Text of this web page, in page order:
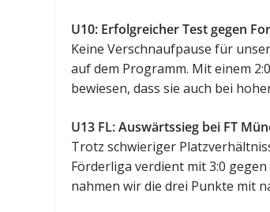
U10: Erfolgreicher Test gegen
Keine Verschnaufpause für
auf dem Programm. Mit einem
bewiesen, dass sie auch bei
U13 FL: Auswärtssieg bei FT
Trotz schwieriger
Förderliga verdient mit 3:0
nahmen wir die drei Punkte mit